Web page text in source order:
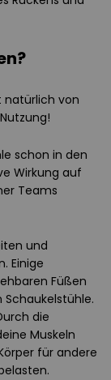
natürlich von
schon in den
Wirkung auf
Teams
und
Einige
Füßen
die
Muskeln
für andere